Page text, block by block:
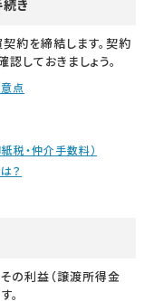
き
約を締結します。契約
しておきましょう。
点
税・仲介手数料）
？
の利益（譲渡所得金
。